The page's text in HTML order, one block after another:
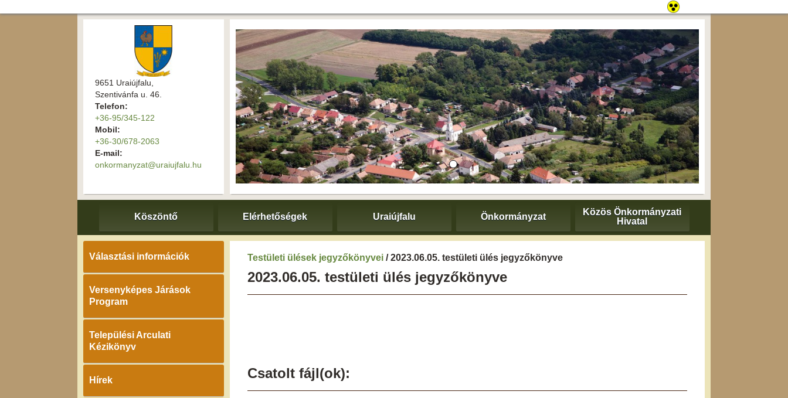
9651 Uraiújfalu,
Szentivánfa u. 46.
Telefon:
+36-95/345-122
Mobil:
+36-30/678-2063
E-mail:
onkormanyzat@uraiujfalu.hu
Köszöntő Elérhetőségek Uraiújfalu Önkormányzat
Közös Önkormányzati
Hivatal
Választási információk
Versenyképes Járások
Program
Települési Arculati
Kézikönyv
Hírek
Testületi ülések jegyzőkönyvei / 2023.06.05. testületi ülés jegyzőkönyve
2023.06.05. testületi ülés jegyzőkönyve
Csatolt fájl(ok):